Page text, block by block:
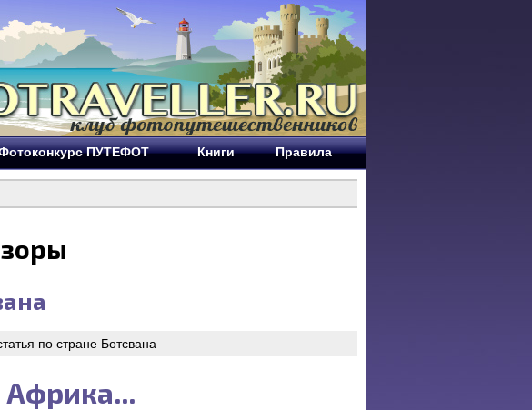
ПУТЕФОТ Книги Правила
по стране Ботсвана